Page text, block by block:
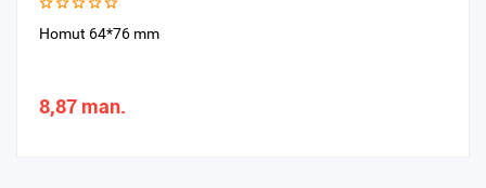
Homut 64*76 mm
8,87 man.